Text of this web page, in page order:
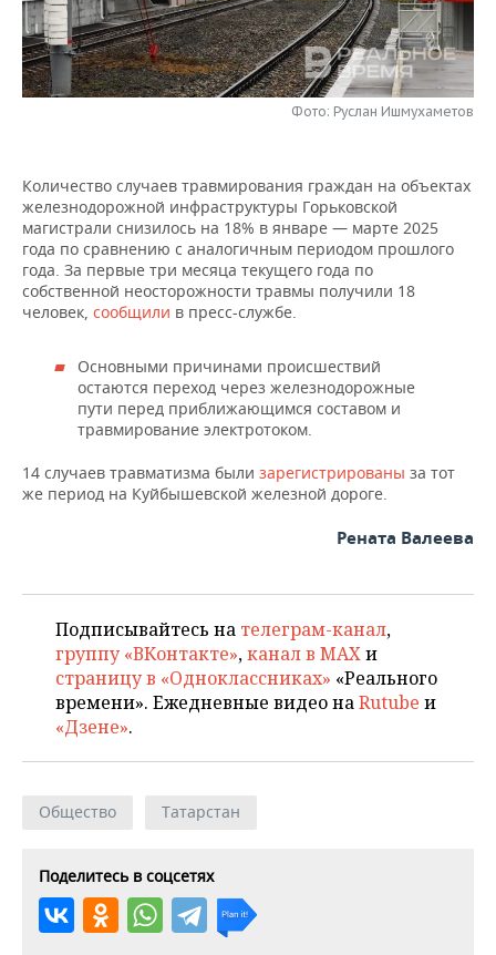
НЕФТЕХИМИЯ
НЕФТЬ
РОЗНИЧНАЯ ТОРГОВЛЯ
ТРАНСПОРТ
НОВОСТИ ТЕХНОЛОГИЙ
IT
ТЕЛЕКОММУНИКАЦИИ
МЕРОПРИЯТИЯ
НОВОСТИ МЕРОПРИЯТИЙ
БИЗНЕС-БРАНЧИ
ONLINE-КОНФЕРЕНЦИИ
ОТКРЫТАЯ ЛЕКЦИЯ
СПОРТ
ФУТБОЛ
ХОККЕЙ
БАСКЕТБОЛ
КИБЕРСПОРТ
ВОДНЫЕ ВИДЫ СПОРТА
НОВОСТИ ОБЩЕСТВА
ВЛАСТЬ
ИНФРАСТРУКТУРА
КУЛЬТУРА
ОБРАЗОВАНИЕ
ФОТОГАЛЕРЕЯ
СЮЖЕТЫ
СПРАВОЧНИК
СПИСОК КОМПАНИЙ
Фото: Руслан Ишмухаметов
Количество случаев травмирования граждан на объектах
железнодорожной инфраструктуры Горьковской
магистрали снизилось на 18% в январе — марте 2025
года по сравнению с аналогичным периодом прошлого
года. За первые три месяца текущего года по
собственной неосторожности травмы получили 18
человек, сообщили в пресс-службе.
Основными причинами происшествий
остаются переход через железнодорожные
пути перед приближающимся составом и
травмирование электротоком.
14 случаев травматизма были зарегистрированы за тот
же период на Куйбышевской железной дороге.
Рената Валеева
Подписывайтесь на телеграм-канал,
группу «ВКонтакте»,канал в MAXи
страницу в «Одноклассниках» «Реального
времени». Ежедневные видео наRutube и
«Дзене».
Общество Татарстан
Поделитесь в соцсетях